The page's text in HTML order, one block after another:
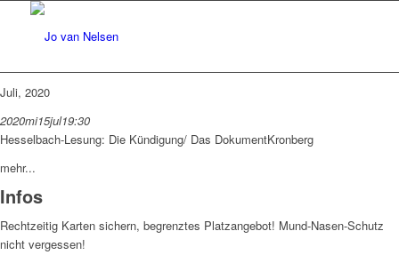
Juli, 2020
2020mi15jul19:30
Hesselbach-Lesung: Die Kündigung/ Das DokumentKronberg
mehr...
Infos
Rechtzeitig Karten sichern, begrenztes Platzangebot! Mund-Nasen-Schutz
nicht vergessen!